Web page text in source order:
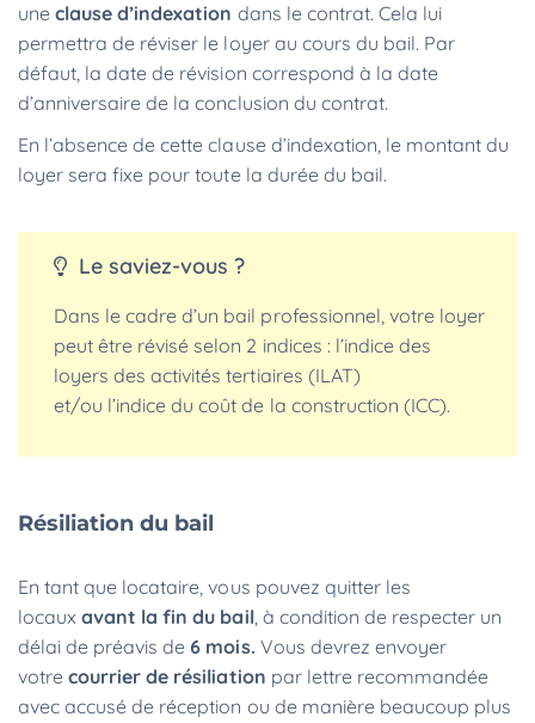
uneclause d’indexation dans le contrat. Cela lui
permettra de réviser le loyer au cours du bail. Par
défaut, la date de révision correspond à la date
d’anniversaire de la conclusion du contrat.
En l’absence de cette clause d’indexation, le montant du
loyer sera fixe pour toute la durée du bail.
Le saviez-vous ?
Dans le cadre d’un bail professionnel, votre loyer
peut être révisé selon 2 indices : l’indice des
loyers des activités tertiaires (ILAT)
et/ou l’indice du coût de la construction (ICC).
Résiliation du bail
En tant que locataire, vous pouvez quitter les
locauxavant la fin du bail, à condition de respecter un
délai de préavis de6 mois. Vous devrez envoyer
votrecourrier de résiliation par lettre recommandée
avec accusé de réception ou de manière beaucoup plus